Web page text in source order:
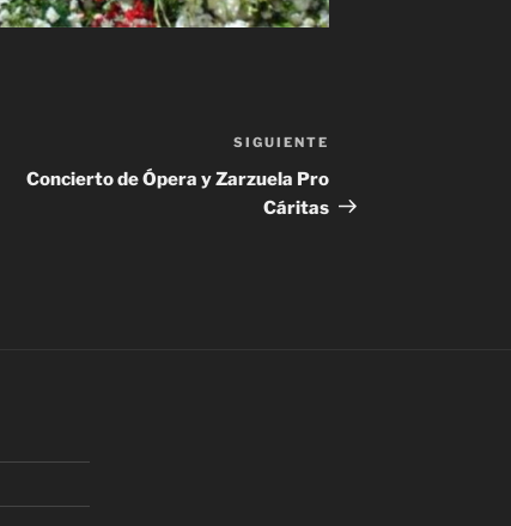
entrada
SIGUIENTE
Concierto de Ópera y Zarzuela Pro
Cáritas